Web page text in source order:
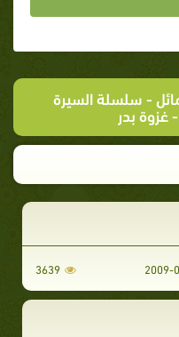
-سلسلة السيرة
- غزوة بدر
2009-
3639